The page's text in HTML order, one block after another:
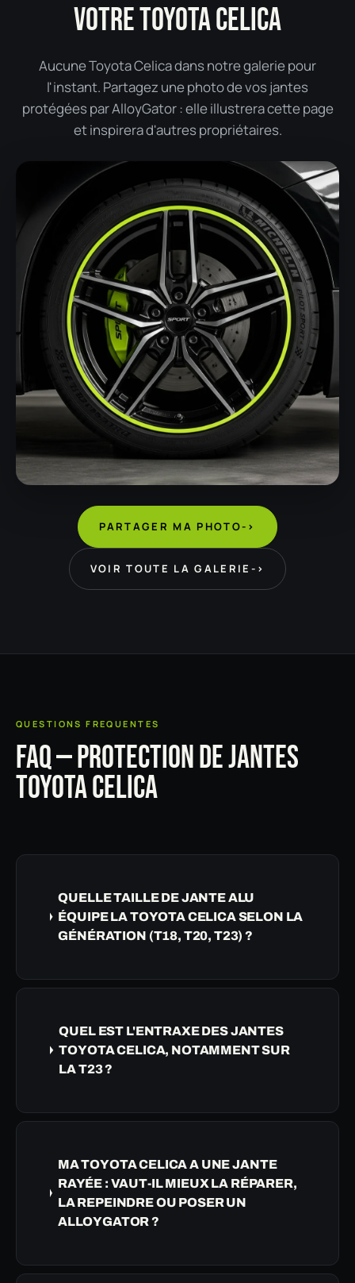
VOTRE TOYOTA CELICA
Aucune Toyota Celica dans notre galerie pour
l'instant. Partagez une photo de vos jantes
protégées par AlloyGator : elle illustrera cette page
et inspirera d'autres propriétaires.
PARTAGER MA PHOTO->
VOIR TOUTE LA GALERIE ->
QUESTIONS FREQUENTES
FAQ — PROTECTION DE JANTES
TOYOTA CELICA
QUELLE TAILLE DE JANTE ALU
ÉQUIPE LA TOYOTA CELICA SELON LA
GÉNÉRATION (T18, T20, T23) ?
QUEL EST L'ENTRAXE DES JANTES
TOYOTA CELICA, NOTAMMENT SUR
LA T23 ?
MA TOYOTA CELICA A UNE JANTE
RAYÉE : VAUT-IL MIEUX LA RÉPARER,
LA REPEINDRE OU POSER UN
ALLOYGATOR ?